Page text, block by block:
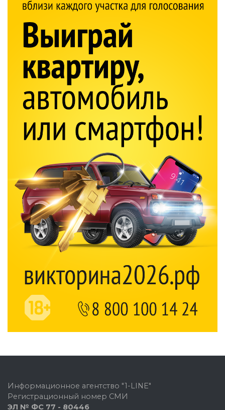
Информационное агентство "1-LINE"
Регистрационный номер СМИ
ЭЛ № ФС 77 - 80446